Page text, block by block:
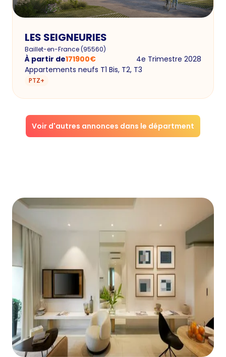
LES SEIGNEURIES
Baillet-en-France(95560)
À partir de171900€
4e Trimestre 2028
Appartements neufs T1 Bis, T2, T3
PTZ+
Voir d'autres annonces dans le départment